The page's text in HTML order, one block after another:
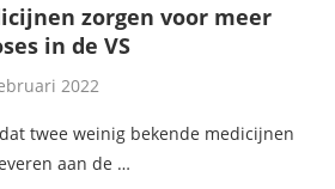
zorgen voor meer
in de VS
2022
twee weinig bekende medicijnen
aan de …